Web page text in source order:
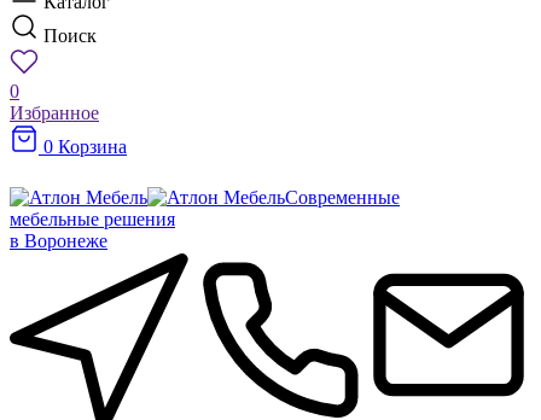
Поиск
0
Избранное
0 Корзина
Современные
мебельные решения
в Воронеже